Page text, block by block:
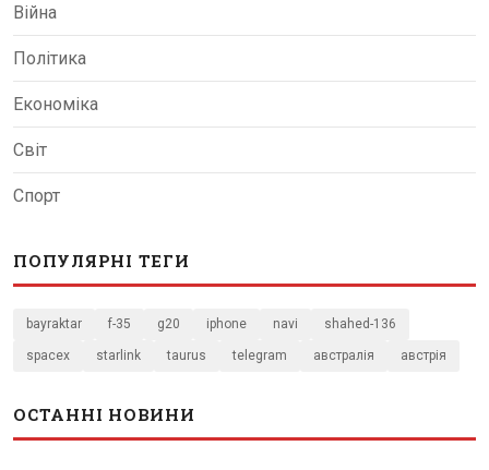
Війна
Політика
Економіка
Світ
Спорт
ПОПУЛЯРНІ ТЕГИ
bayraktar f-35 g20 iphone navi shahed-136
spacex starlink taurus telegram австралія австрія
ОСТАННІ НОВИНИ